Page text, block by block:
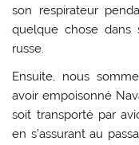
son respirateur
quelque chose dans
russe.
Ensuite, nous
avoir empoisonné
soit transporté par
en s’assurant au